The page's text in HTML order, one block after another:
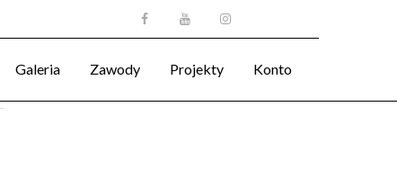
Galeria Zawody Projekty Konto